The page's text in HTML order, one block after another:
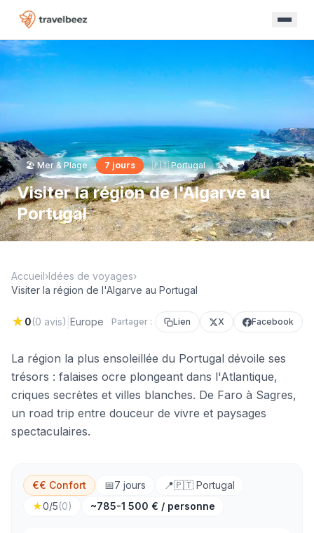
🏖️ Mer & Plage 7 jours 🇵🇹 Portugal
Visiter la région de l'Algarve au
Portugal
Accueil›Idées de voyages›
Visiter la région de l'Algarve au Portugal
★0(0 avis) Europe Partager : Lien X Facebook
La région la plus ensoleillée du Portugal dévoile ses
trésors : falaises ocre plongeant dans l'Atlantique,
criques secrètes et villes blanches. De Faro à Sagres,
un road trip entre douceur de vivre et paysages
spectaculaires.
€€ Confort 📅7 jours 📍🇵🇹 Portugal
★0/5(0) ~785-1 500 € / personne